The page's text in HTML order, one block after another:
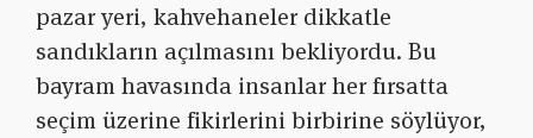
pazar yeri, kahvehaneler dikkatle
sandıkların açılmasını bekliyordu. Bu
bayram havasında insanlar her fırsatta
seçim üzerine fikirlerini birbirine söylüyor,